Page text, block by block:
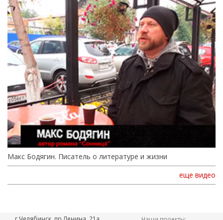
Макс Бодягин. Писатель о литературе и жизни
еще видео